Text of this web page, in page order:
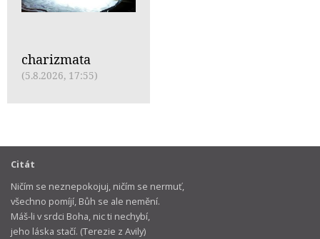
charizmata
(5.8.2026, 17:55)
Citát
Ničím se neznepokojuj, ničím se nermuť,
všechno pomíjí, Bůh se ale nemění.
Máš-li v srdci Boha, nic ti nechybí,
jeho láska stačí. (Terezie z Avily)